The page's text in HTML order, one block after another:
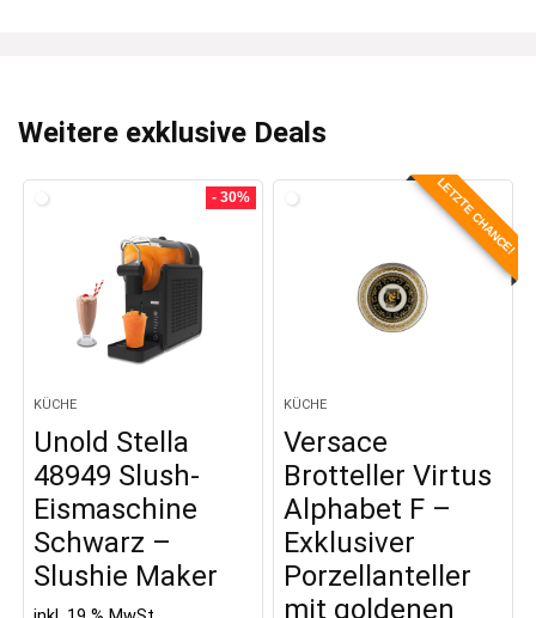
Weitere exklusive Deals
- 30%
KÜCHE
Unold Stella
48949 Slush-
Eismaschine
Schwarz –
Slushie Maker
LETZTE CHANCE!
KÜCHE
Versace
Brotteller Virtus
Alphabet F –
Exklusiver
Porzellanteller
mit goldenen